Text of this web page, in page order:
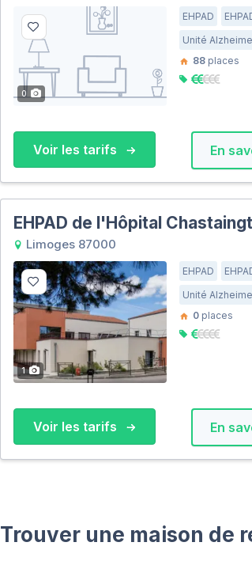
0
EHPAD
Unité
88places
Voir les tarifs En
EHPAD de l'Hôpital Chastaingt
Limoges 87000
1
EHPAD
Unité
0places
Voir les tarifs En
Trouver une maison de